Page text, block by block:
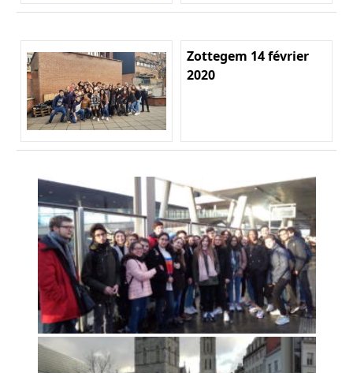
Zottegem 14 février
2020